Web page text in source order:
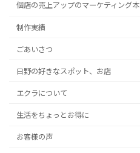
個店の売上アップのマーケティング本
制作実績
ごあいさつ
日野の好きなスポット、お店
エクラについて
生活をちょっとお得に
お客様の声